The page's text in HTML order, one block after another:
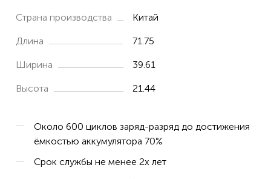
Field Controller FC100
Field Controller FC2000
GMS-2
GPT-7000i
GPT-7501
GPT-7502
GPT-9000
Страна производства Китай
Длина 71.75
Ширина 39.61
Высота 21.44
Около 600 циклов заряд-разряд до достижения
ёмкостью аккумулятора 70%
Срок службы не менее 2х лет